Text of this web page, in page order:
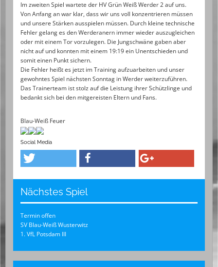
Im zweiten Spiel wartete der HV Grün Weiß Werder 2 auf uns.
Von Anfang an war klar, dass wir uns voll konzentrieren müssen
und unsere Stärken ausspielen müssen. Durch kleine technische
Fehler gelang es denWerderanern immer wieder auszugleichen
oder mit einem Tor vorzulegen. Die Jungschwäne gaben aber
nicht auf und konnten mit einem 19:19 ein Unentschieden und
somit einen Punkt sichern.
Die Fehler heißt es jetzt im Training aufzuarbeiten und unser
gewohntes Spiel nächsten Sonntag in Werder weiterzuführen.
Das Trainerteam ist stolz auf die Leistung ihrer Schützlinge und
bedankt sich bei den mitgereisten Eltern und Fans.
Blau-Weiß Feuer
Social Media
Nächstes Spiel
Termin offen
SV Blau-Weiß Wusterwitz
1. VfL Potsdam III